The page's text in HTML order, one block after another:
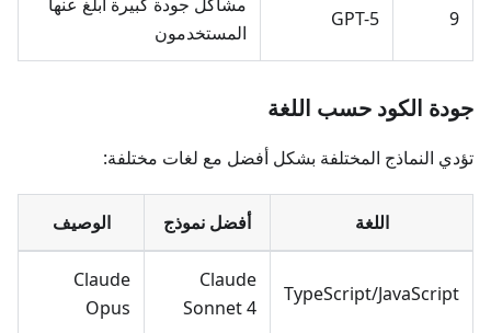
9
GPT-5
المستخدمون
جودة الكود حسب اللغة
تؤدي النماذج المختلفة بشكل أفضل مع لغات مختلفة:
اللغة أفضل نموذج الوصيف
TypeScript/JavaScript
Claude
Sonnet 4
Claude
Opus